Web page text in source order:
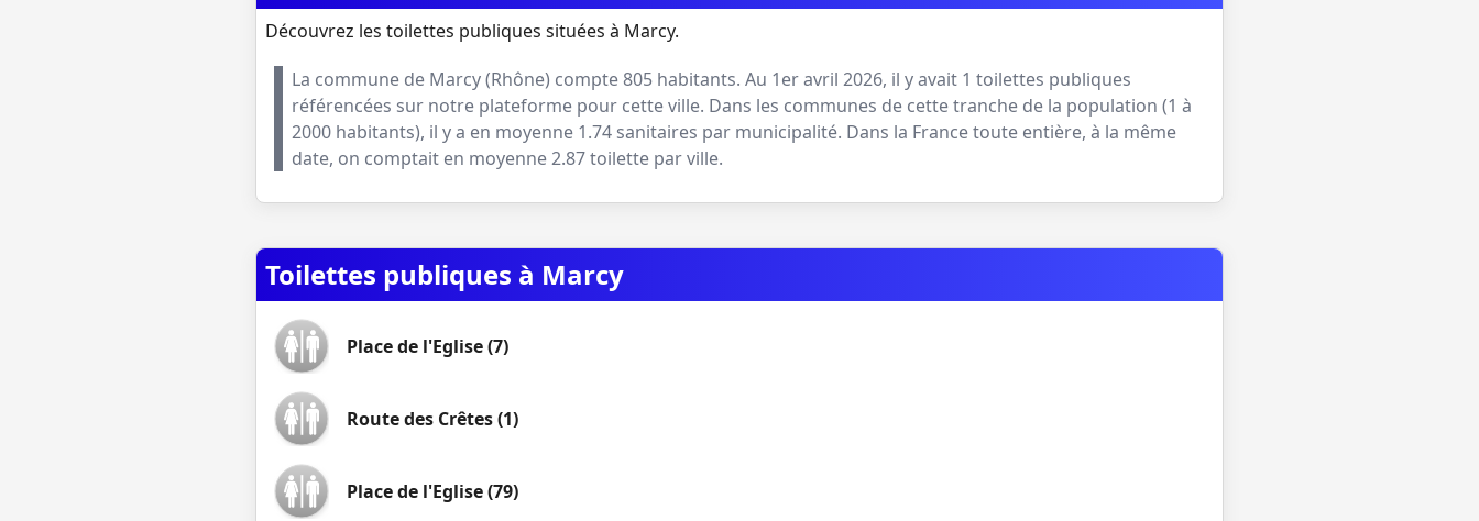
Découvrez les toilettes publiques situées à Marcy.
La commune de Marcy(Rhône) compte805 habitants. Au 1er avril 2026, il y avait 1 toilettes publiques
référencées sur notre plateforme pour cette ville. Dans les communes de cette tranche de la population (1 à
2000 habitants), il y a en moyenne 1.74 sanitaires par municipalité. Dans la France toute entière, à la même
date, on comptait en moyenne2.87toilette par ville.
Toilettes publiques à Marcy
Place de l'Eglise (7)
Route des Crêtes (1)
Place de l'Eglise (79)